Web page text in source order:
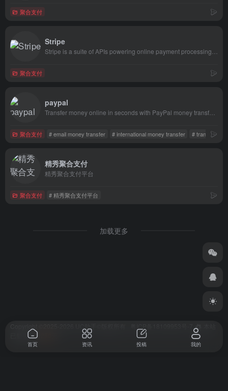
聚合支付
Stripe
聚合支付
paypal
聚合支付 # email money transfer # international money transfer # transfer
精秀聚合支付
精秀聚合支付平台
聚合支付 # 精秀聚合支付平台
加载更多
已勉强运行
首页 资讯 投稿 我的